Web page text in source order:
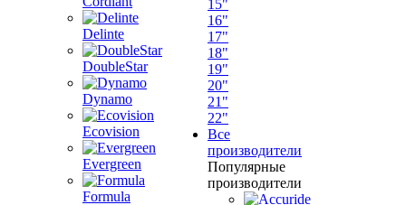
Delinte
DoubleStar
Dynamo
Ecovision
Evergreen
Formula
15"
16"
17"
18"
19"
20"
21"
22"
Все
производители
Популярные
производители